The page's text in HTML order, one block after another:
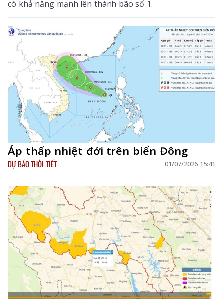
có khả năng mạnh lên thành bão số 1.
Áp thấp nhiệt đới trên biển Đông
DỰ BÁO THỜI TIẾT 01/07/2026 15:41